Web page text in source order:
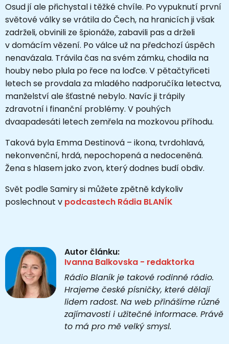
Osud jí ale přichystal i těžké chvíle. Po vypuknutí první
světové války se vrátila do Čech, na hranicích ji však
zadrželi, obvinili ze špionáže, zabavili pas a drželi
v domácím vězení. Po válce už na předchozí úspěch
nenavázala. Trávila čas na svém zámku, chodila na
houby nebo plula po řece na loďce. V pětačtyřiceti
letech se provdala za mladého nadporučíka letectva,
manželství ale šťastné nebylo. Navíc ji trápily
zdravotní i finanční problémy. V pouhých
dvaapadesáti letech zemřela na mozkovou příhodu.
Taková byla Emma Destinová – ikona, tvrdohlavá,
nekonvenční, hrdá, nepochopená a nedoceněná.
Žena s hlasem jako zvon, který dodnes budí obdiv.
Svět podle Samiry si můžete zpětně kdykoliv
poslechnout v podcastech Rádia BLANÍK
Autor článku:
Ivanna Balkovska - redaktorka
Rádio Blaník je takové rodinné rádio.
Hrajeme české písničky, které dělají
lidem radost. Na web přinášíme různé
zajímavosti i užitečné informace. Právě
to má pro mě velký smysl.